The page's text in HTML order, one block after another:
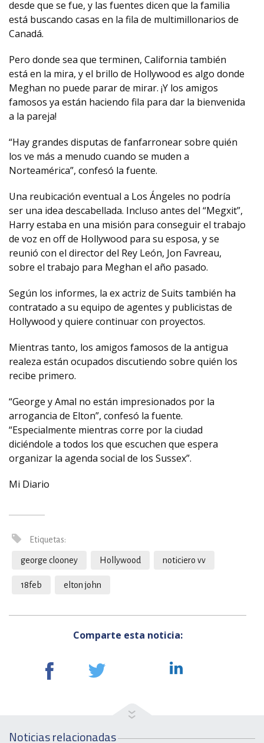
desde que se fue, y las fuentes dicen que la familia
está buscando casas en la fila de multimillonarios de
Canadá.
Pero donde sea que terminen, California también
está en la mira, y el brillo de Hollywood es algo donde
Meghan no puede parar de mirar. ¡Y los amigos
famosos ya están haciendo fila para dar la bienvenida
a la pareja!
“Hay grandes disputas de fanfarronear sobre quién
los ve más a menudo cuando se muden a
Norteamérica”, confesó la fuente.
Una reubicación eventual a Los Ángeles no podría
ser una idea descabellada. Incluso antes del “Megxit”,
Harry estaba en una misión para conseguir el trabajo
de voz en off de Hollywood para su esposa, y se
reunió con el director del Rey León, Jon Favreau,
sobre el trabajo para Meghan el año pasado.
Según los informes, la ex actriz de Suits también ha
contratado a su equipo de agentes y publicistas de
Hollywood y quiere continuar con proyectos.
Mientras tanto, los amigos famosos de la antigua
realeza están ocupados discutiendo sobre quién los
recibe primero.
“George y Amal no están impresionados por la
arrogancia de Elton”, confesó la fuente.
“Especialmente mientras corre por la ciudad
diciéndole a todos los que escuchen que espera
organizar la agenda social de los Sussex”.
Mi Diario
Etiquetas:
george clooney Hollywood noticiero vv
18feb elton john
Comparte esta noticia:
Noticias relacionadas